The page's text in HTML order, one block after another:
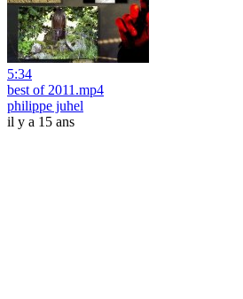
5:34
best of 2011.mp4
philippe juhel
il y a 15 ans